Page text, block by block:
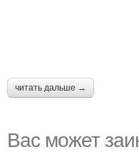
читать дальше →
Вас может